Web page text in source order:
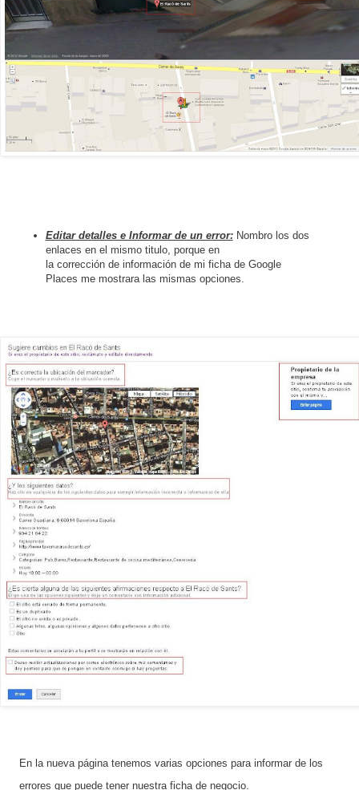
Editar detalles e Informar de un error:Nombro los dos
enlaces en el mismo titulo, porque en
la corrección de información de mi ficha de Google
Places me mostrara las mismas opciones.
En la nueva página tenemos varias opciones para informar de los
errores que puede tener nuestra ficha de negocio.